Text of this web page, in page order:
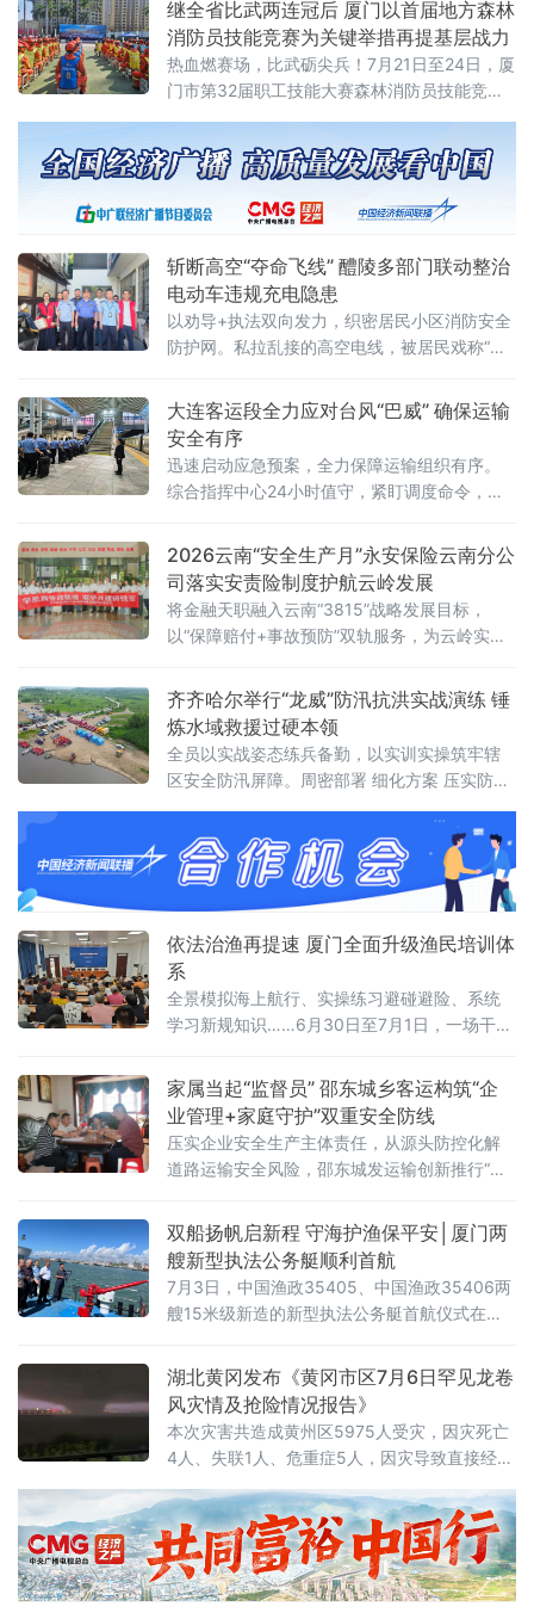
继全省比武两连冠后 厦门以首届地方森林
消防员技能竞赛为关键举措再提基层战力
热血燃赛场，比武砺尖兵！7月21日至24日，厦
门市第32届职工技能大赛森林消防员技能竞赛
局联合主办，市机关事业工会联合会、市应急
管理局工会承办，是厦门市首次面向基层森林
消防救援队伍举办的专业化、综合性职业技能
竞赛，通过“以赛促训、以赛强能”的方式，进一
青山的“硬实力”，筑牢厦门森林生态安全“
斩断高空“夺命飞线” 醴陵多部门联动整治
电动车违规充电隐患
以劝导+执法双向发力，织密居民小区消防安全
防护网。私拉乱接的高空电线，被居民戏称“钓
大连客运段全力应对台风“巴威” 确保运输
安全有序
迅速启动应急预案，全力保障运输组织有序。
综合指挥中心24小时值守，紧盯调度命令，动
员配备，确保信息传达
2026云南“安全生产月”永安保险云南分公
司落实安责险制度护航云岭发展
将金融天职融入云南“3815”战略发展目标，
以“保障赔付+事故预防”双轨服务，为云岭实体
社会大局的“减压阀”。 党建引领，践行国企社
会责任永安保
齐齐哈尔举行“龙威”防汛抗洪实战演练 锤
炼水域救援过硬本领
全员以实战姿态练兵备勤，以实训实操筑牢辖
区安全防汛屏障。周密部署 细化方案 压实防汛
足真实汛情场景，
依法治渔再提速 厦门全面升级渔民培训体
系
全景模拟海上航行、实操练习避碰避险、系统
学习新规知识……6月30日至7月1日，一场干货
术学院航海学院及琼头避风港有序开展，近百
名渔民参与集训。 自5月1日新修订的《中华人
民共和国渔业法》正式实施以来，厦门渔业行
业迈入依法治渔、绿色兴渔的全新阶段。为适
配新法要求、贴合渔业安全生产新形势，厦门
家属当起“监督员” 邵东城乡客运构筑“企
业管理+家庭守护”双重安全防线
压实企业安全生产主体责任，从源头防控化解
道路运输安全风险，邵东城发运输创新推行“驾
双船扬帆启新程 守海护渔保平安│厦门两
艘新型执法公务艇顺利首航
7月3日，中国渔政35405、中国渔政35406两
艘15米级新造的新型执法公务艇首航仪式在厦
湖北黄冈发布《黄冈市区7月6日罕见龙卷
风灾情及抢险情况报告》
本次灾害共造成黄州区5975人受灾，因灾死亡
4人、失联1人、危重症5人，因灾导致直接经济